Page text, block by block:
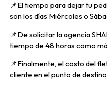
📌El tiempo para dejar tu
son los días Miércoles o
📌De solicitar la agencia
tiempo de 48 horas como
📌Finalmente, el costo del
cliente en el punto de destino.